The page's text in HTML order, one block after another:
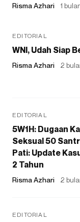
Risma Azhari 1
EDITORIAL
WNI, Udah Siap
Risma Azhari 2
EDITORIAL
5W1H: Dugaan
Seksual 50
Pati: Update
2 Tahun
Risma Azhari 2
EDITORIAL